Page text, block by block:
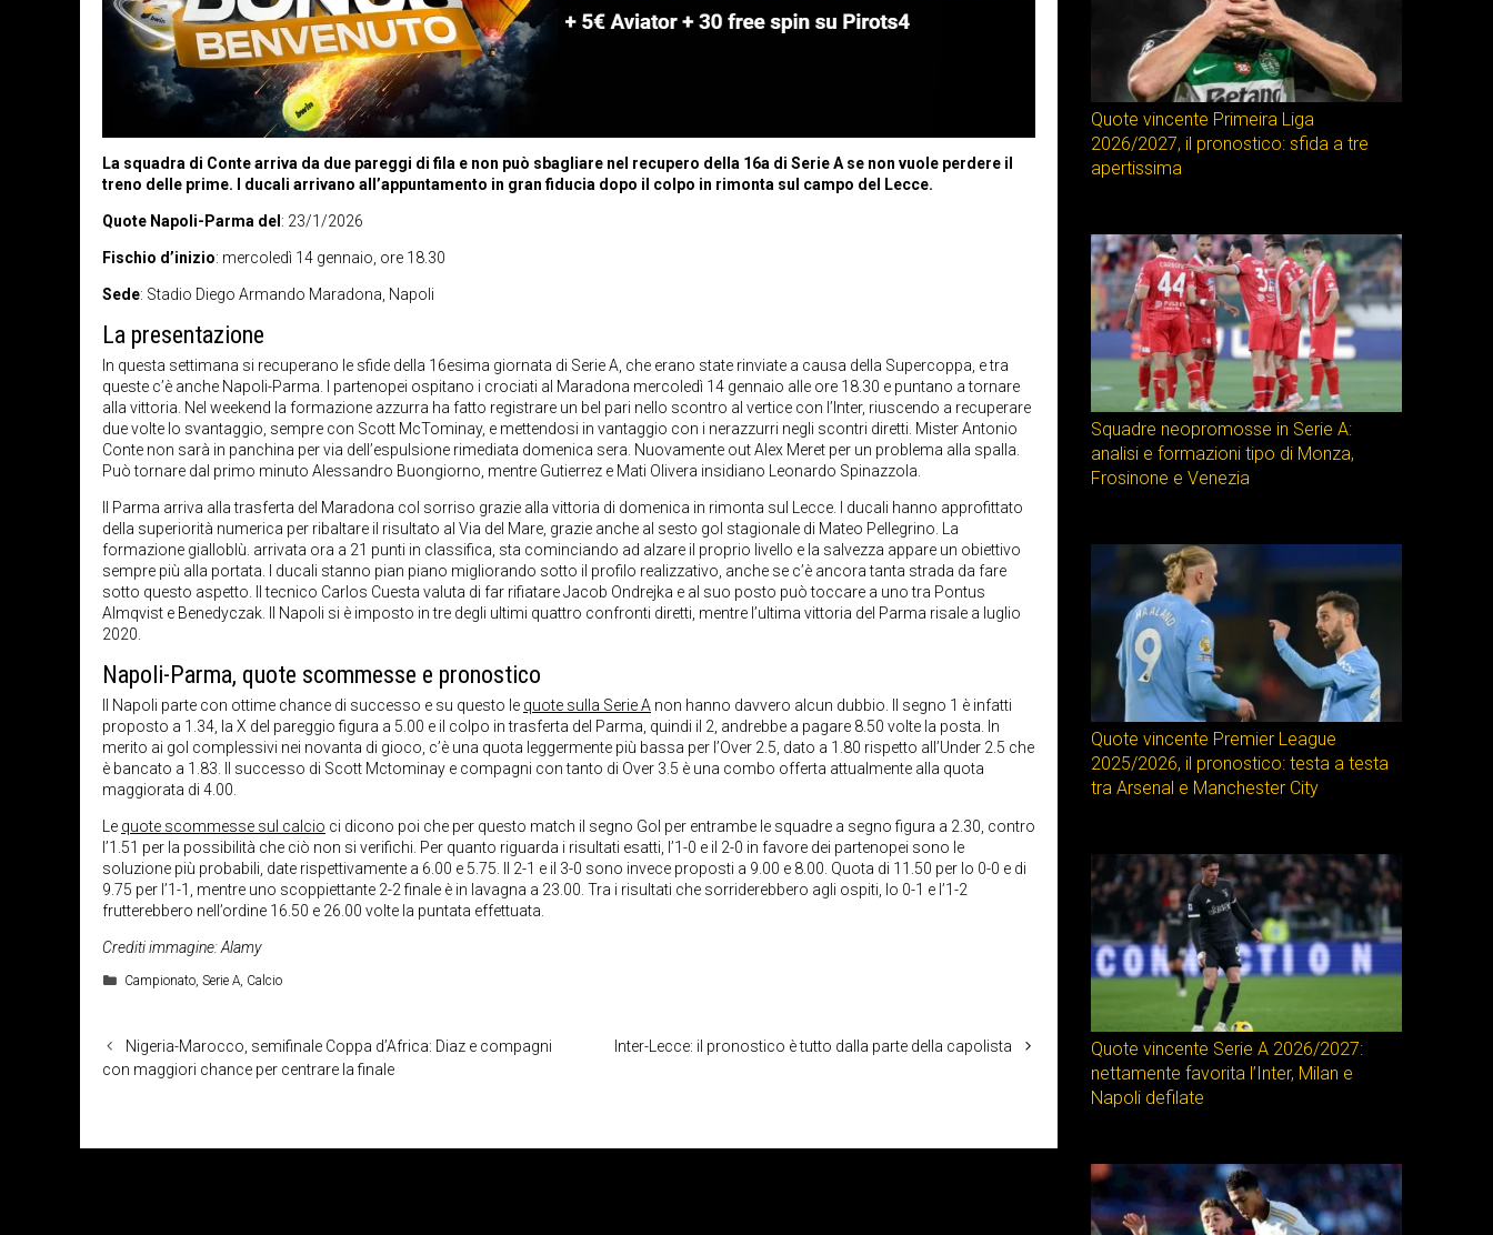
La squadra di Conte arriva da due pareggi di fila e non può sbagliare nel recupero della 16a di Serie A se non vuole perdere il
treno delle prime. I ducali arrivano all’appuntamento in gran fiducia dopo il colpo in rimonta sul campo del Lecce.
Quote Napoli-Parma del : 23/1/2026
Fischio d’inizio: mercoledì 14 gennaio, ore 18.30
Sede: Stadio Diego Armando Maradona, Napoli
La presentazione
In questa settimana si recuperano le sfide della 16esima giornata di Serie A, che erano state rinviate a causa della Supercoppa, e tra
queste c’è anche Napoli-Parma. I partenopei ospitano i crociati al Maradona mercoledì 14 gennaio alle ore 18.30 e puntano a tornare
alla vittoria. Nel weekend la formazione azzurra ha fatto registrare un bel pari nello scontro al vertice con l’Inter, riuscendo a recuperare
due volte lo svantaggio, sempre con Scott McTominay, e mettendosi in vantaggio con i nerazzurri negli scontri diretti. Mister Antonio
Conte non sarà in panchina per via dell’espulsione rimediata domenica sera. Nuovamente out Alex Meret per un problema alla spalla.
Può tornare dal primo minuto Alessandro Buongiorno, mentre Gutierrez e Mati Olivera insidiano Leonardo Spinazzola.
Il Parma arriva alla trasferta del Maradona col sorriso grazie alla vittoria di domenica in rimonta sul Lecce. I ducali hanno approfittato
della superiorità numerica per ribaltare il risultato al Via del Mare, grazie anche al sesto gol stagionale di Mateo Pellegrino. La
formazione gialloblù. arrivata ora a 21 punti in classifica, sta cominciando ad alzare il proprio livello e la salvezza appare un obiettivo
sempre più alla portata. I ducali stanno pian piano migliorando sotto il profilo realizzativo, anche se c’è ancora tanta strada da fare
sotto questo aspetto. Il tecnico Carlos Cuesta valuta di far rifiatare Jacob Ondrejka e al suo posto può toccare a uno tra Pontus
Almqvist e Benedyczak. Il Napoli si è imposto in tre degli ultimi quattro confronti diretti, mentre l’ultima vittoria del Parma risale a luglio
2020.
Napoli-Parma, quote scommesse e pronostico
Il Napoli parte con ottime chance di successo e su questo le quote sulla Serie A non hanno davvero alcun dubbio. Il segno 1 è infatti
proposto a 1.34, la X del pareggio figura a 5.00 e il colpo in trasferta del Parma, quindi il 2, andrebbe a pagare 8.50 volte la posta. In
merito ai gol complessivi nei novanta di gioco, c’è una quota leggermente più bassa per l’Over 2.5, dato a 1.80 rispetto all’Under 2.5 che
è bancato a 1.83. Il successo di Scott Mctominay e compagni con tanto di Over 3.5 è una combo offerta attualmente alla quota
maggiorata di 4.00.
Le quote scommesse sul calcio ci dicono poi che per questo match il segno Gol per entrambe le squadre a segno figura a 2.30, contro
l’1.51 per la possibilità che ciò non si verifichi. Per quanto riguarda i risultati esatti, l’1-0 e il 2-0 in favore dei partenopei sono le
soluzione più probabili, date rispettivamente a 6.00 e 5.75. Il 2-1 e il 3-0 sono invece proposti a 9.00 e 8.00. Quota di 11.50 per lo 0-0 e di
9.75 per l’1-1, mentre uno scoppiettante 2-2 finale è in lavagna a 23.00. Tra i risultati che sorriderebbero agli ospiti, lo 0-1 e l’1-2
frutterebbero nell’ordine 16.50 e 26.00 volte la puntata effettuata.
Crediti immagine: Alamy
Categorie
Campionato,Serie A, Calcio
Nigeria-Marocco, semifinale Coppa d’Africa: Diaz e compagni
con maggiori chance per centrare la finale
Inter-Lecce: il pronostico è tutto dalla parte della capolista
Quote vincente Primeira Liga
2026/2027, il pronostico: sfida a tre
apertissima
Squadre neopromosse in Serie A:
analisi e formazioni tipo di Monza,
Frosinone e Venezia
Quote vincente Premier League
2025/2026, il pronostico: testa a testa
tra Arsenal e Manchester City
Quote vincente Serie A 2026/2027:
nettamente favorita l’Inter, Milan e
Napoli defilate